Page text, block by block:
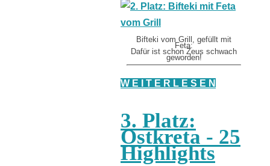
Bifteki vom Grill, gefüllt mit
Feta:
Dafür ist schon Zeus schwach
geworden!
W E I T E R L E S E N
3. Platz:
Ostkreta - 25
Highlights